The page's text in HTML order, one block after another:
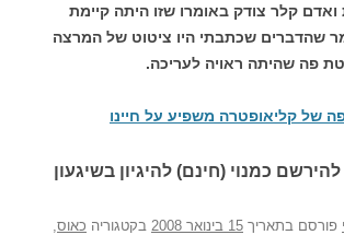
ואדם קלר צודק באומרו שזו היתה קיימת
שהדברים שכתבתי היו ציטוט של המרצה
פה שהיתה ראויה לעריכה.
של קליאופטרה משפיע על חיינו
להירשם כמנוי (חינם) להיגיון בשיגעון
פורסם בתאריך 15 בינואר 2008 בקטגוריה כאוס